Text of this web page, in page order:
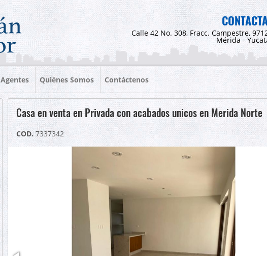
Calle 42 No. 308, Fracc. Campestre,
Mérida -
Agentes Quiénes Somos Contáctenos
Casa en venta en Privada con acabados unicos en Merida Norte
COD.7337342